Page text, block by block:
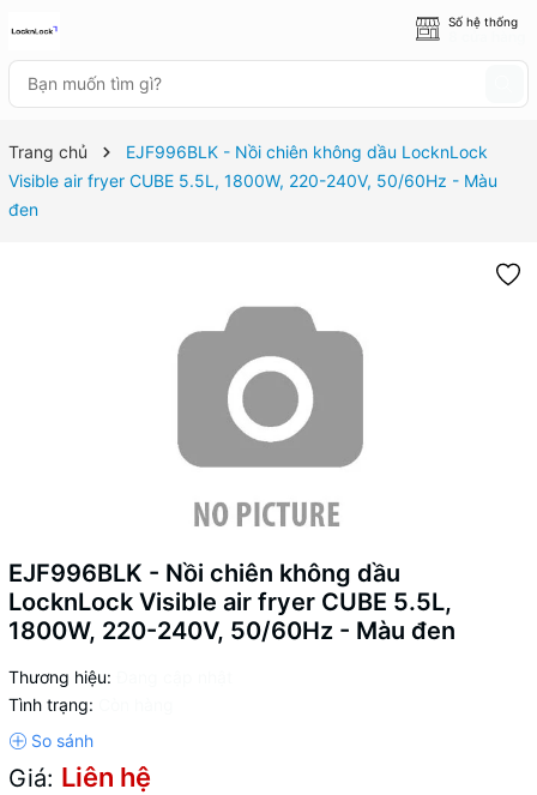
Số hệ thống
Trang chủ
EJF996BLK - Nồi chiên không dầu LocknLock
Visible air fryer CUBE 5.5L, 1800W, 220-240V, 50/60Hz - Màu
đen
EJF996BLK - Nồi chiên không dầu
LocknLock Visible air fryer CUBE 5.5L,
1800W, 220-240V, 50/60Hz - Màu đen
Thương hiệu:
Tình trạng:
Giá: Liên hệ